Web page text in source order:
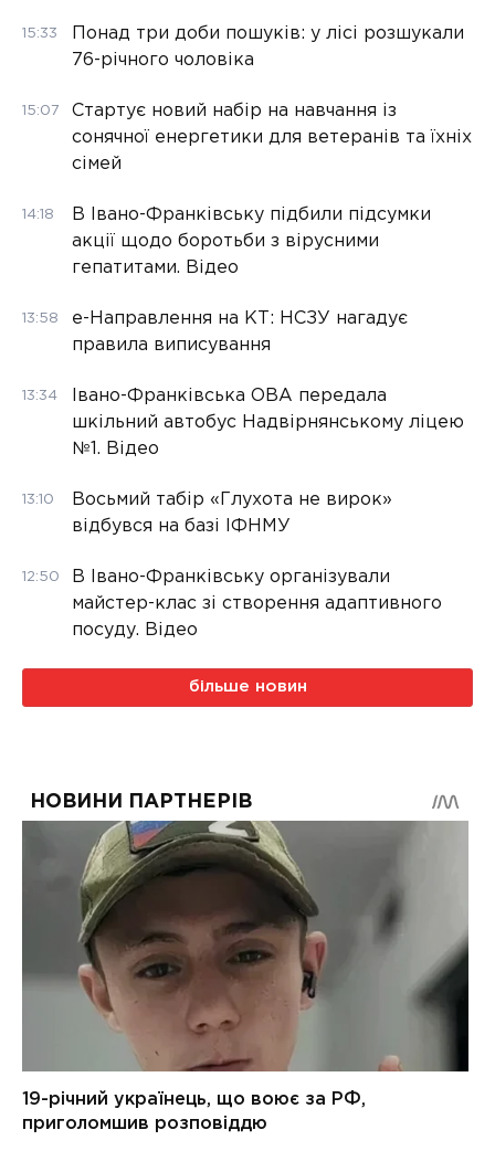
15:33
Понад три доби пошуків: у лісі розшукали
76-річного чоловіка
15:07
Стартує новий набір на навчання із
сонячної енергетики для ветеранів та їхніх
сімей
14:18
В Івано-Франківську підбили підсумки
акції щодо боротьби з вірусними
гепатитами. Відео
13:58
е-Направлення на КТ: НСЗУ нагадує
правила виписування
13:34
Івано-Франківська ОВА передала
шкільний автобус Надвірнянському ліцею
№1. Відео
13:10
Восьмий табір «Глухота не вирок»
відбувся на базі ІФНМУ
12:50
В Івано-Франківську організували
майстер-клас зі створення адаптивного
посуду. Відео
більше новин